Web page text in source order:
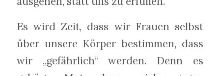
Es wird Zeit, dass wir Frauen selbst
über unsere Körper bestimmen, dass
wir „gefährlich“ werden. Denn es